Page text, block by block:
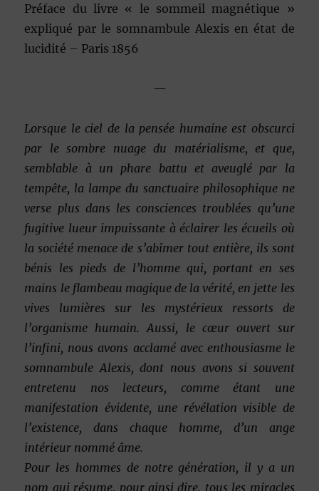
Préface du livre « le sommeil magnétique »
expliqué par le somnambule Alexis en état de
lucidité – Paris 1856
—
Lorsque le ciel de la pensée humaine est obscurci
par le sombre nuage du matérialisme, et que,
semblable à un phare battu et aveuglé par la
tempête, la lampe du sanctuaire philosophique ne
verse plus dans les consciences troublées qu’une
fugitive lueur impuissante à éclairer les écueils où
la société menace de s’abîmer tout entière, ils sont
bénis les pieds de l’homme qui, portant en ses
mains le flambeau magique de la vérité, en jette les
vives lumières sur les mystérieux ressorts de
l’organisme humain. Aussi, le cœur ouvert sur
l’infini, nous avons acclamé avec enthousiasme le
somnambule Alexis, dont nous avons si souvent
entretenu nos lecteurs, comme étant une
manifestation évidente, une révélation visible de
l’existence, dans chaque homme, d’un ange
intérieur nommé âme.
Pour les hommes de notre génération, il y a un
nom qui résume, pour ainsi dire, tous les miracles